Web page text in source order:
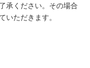
承ください。その場合
いただきます。